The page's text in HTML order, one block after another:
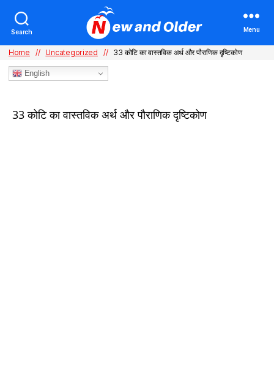
Search Menu
Home // Uncategorized // 33 कोटि का वास्तविक अर्थ और पौराणिक दृष्टिकोण
English
Categories
33 कोटि का वास्तविक अर्थ और पौराणिक दृष्टिकोण